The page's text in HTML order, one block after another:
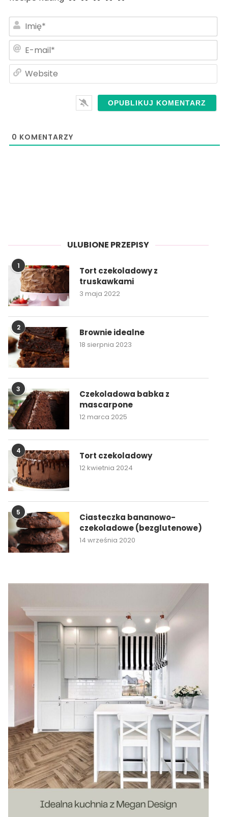
0 KOMENTARZY
ULUBIONE PRZEPISY
1
Tort czekoladowy z
truskawkami
3 maja 2022
2 Brownie idealne
18 sierpnia 2023
3
Czekoladowa babka z
mascarpone
12 marca 2025
4 Tort czekoladowy
12 kwietnia 2024
5
Ciasteczka bananowo-
czekoladowe (bezglutenowe)
14 września 2020